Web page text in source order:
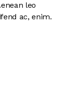
leo
ac, enim.